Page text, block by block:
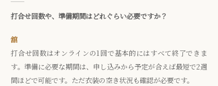
打合せ回数や、準備期間はどれぐらい必要ですか？
舘
打合せ回数はオンラインの1回で基本的にはすべて終了できま
す。準備に必要な期間は、申し込みから予定が合えば最短で2週
間ほどで可能です。ただ衣装の空き状況も確認が必要です。